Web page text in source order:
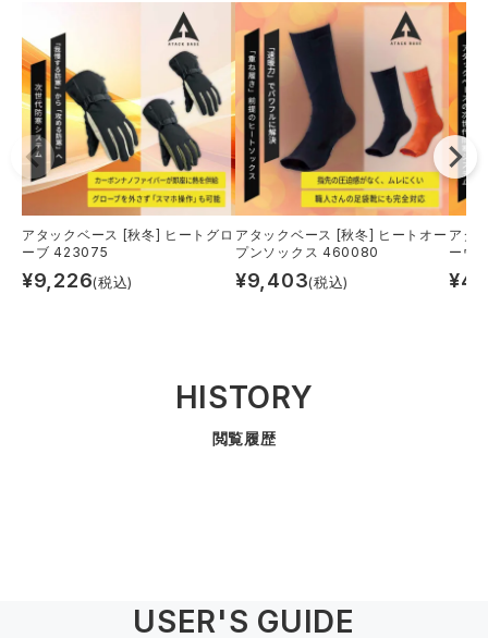
電熱ウェア・ヒートウェア
刺繍・プリント加工対象商品
ジーベック ランキング
ネーム刺繍・プリント加工対象商品
作業着
ニット
ファン付きウェア
セロリー 大阪支店
アタックベース サンエス
中塚被服 イーブンリバー
弘進ゴム 藤井電工
アタックベース [秋冬] ヒートグロ
ーブ 423075
¥9,226(税込)
アタックベース [秋冬] ヒートオー
プンソックス 460080
¥9,403(税込)
アタ
ーウ
¥
HISTORY
閲覧履歴
USER'S GUIDE